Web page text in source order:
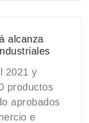
alcanza
2021 y
productos
aprobados
e